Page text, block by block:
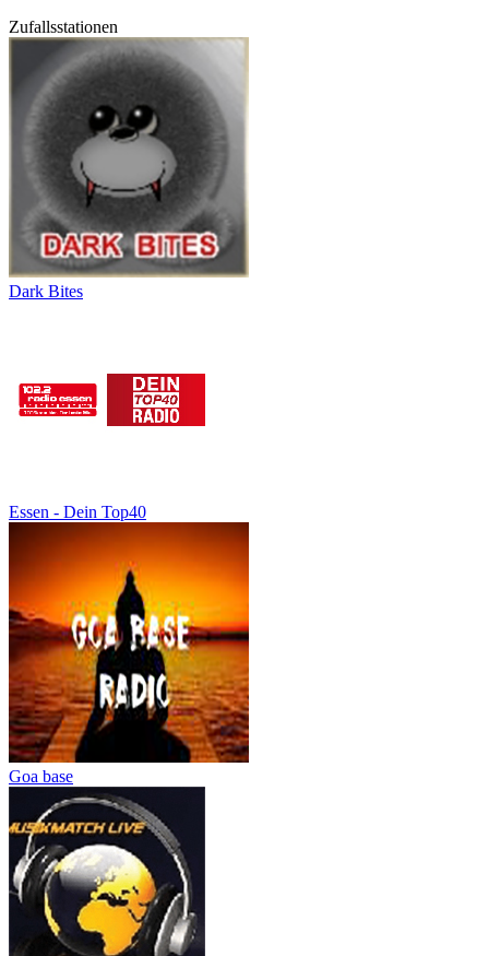
Zufallsstationen
Dark Bites
Essen - Dein Top40
Goa base